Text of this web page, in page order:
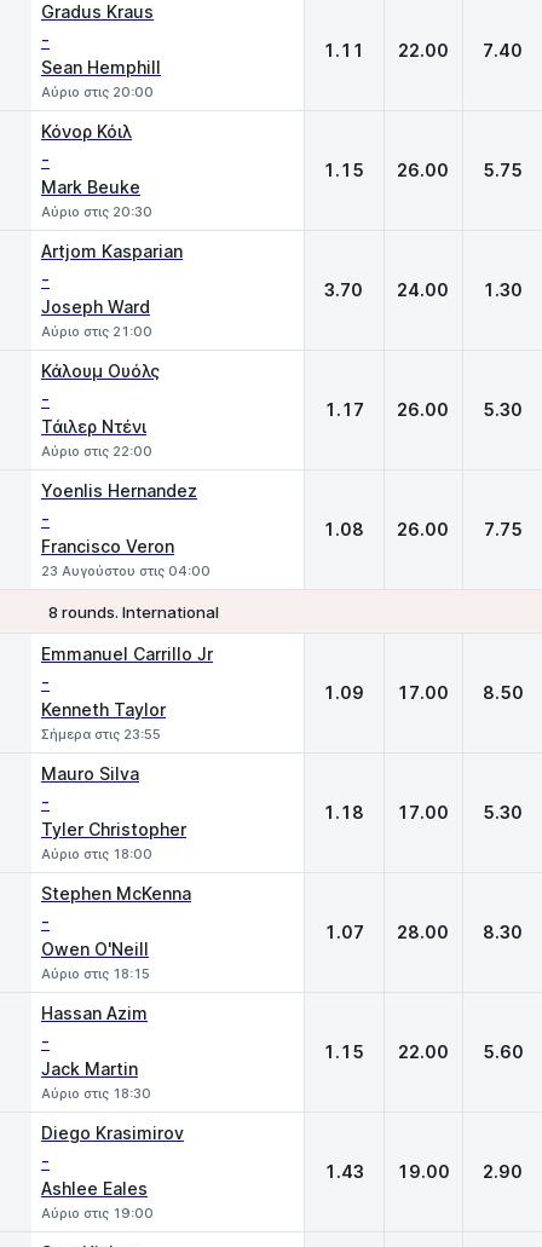
Gradus Kraus
-
Sean Hemphill
Αύριο στις 20:00
1.11 22.00 7.40
Κόνορ Κόιλ
-
Mark Beuke
Αύριο στις 20:30
1.15 26.00 5.75
Artjom Kasparian
-
Joseph Ward
Αύριο στις 21:00
3.70 24.00 1.30
Κάλουμ Ουόλς
-
Τάιλερ Ντένι
Αύριο στις 22:00
1.17 26.00 5.30
Yoenlis Hernandez
-
Francisco Veron
23 Αυγούστου στις 04:00
1.08 26.00 7.75
8 rounds. International
Emmanuel Carrillo Jr
-
Kenneth Taylor
Σήμερα στις 23:55
1.09 17.00 8.50
Mauro Silva
-
Tyler Christopher
Αύριο στις 18:00
1.18 17.00 5.30
Stephen McKenna
-
Owen O'Neill
Αύριο στις 18:15
1.07 28.00 8.30
Hassan Azim
-
Jack Martin
Αύριο στις 18:30
1.15 22.00 5.60
Diego Krasimirov
-
Ashlee Eales
Αύριο στις 19:00
1.43 19.00 2.90